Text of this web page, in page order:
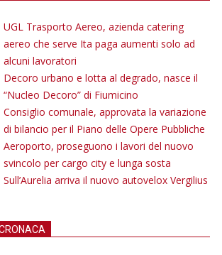
UGL Trasporto Aereo, azienda catering
aereo che serve Ita paga aumenti solo ad
alcuni lavoratori
Decoro urbano e lotta al degrado, nasce il
“Nucleo Decoro” di Fiumicino
Consiglio comunale, approvata la variazione
di bilancio per il Piano delle Opere Pubbliche
Aeroporto, proseguono i lavori del nuovo
svincolo per cargo city e lunga sosta
Sull’Aurelia arriva il nuovo autovelox Vergilius